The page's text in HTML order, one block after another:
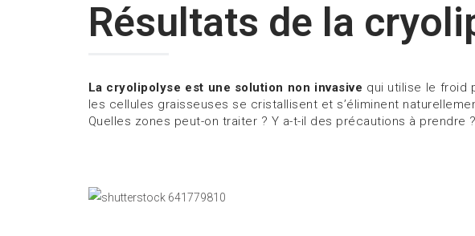
Résultats de la
La cryolipolyse est une solution non invasive qui utilise le froid
les cellules graisseuses se cristallisent et s’éliminent
Quelles zones peut-on traiter ? Y a-t-il des précautions à prendre